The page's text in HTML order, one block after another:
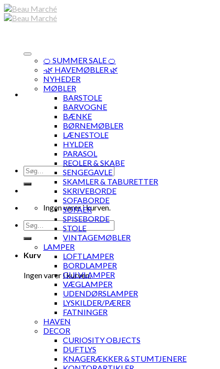
Skip
to
Søg
efter:
Ingen varer i kurven.
Søg
efter:
Kurv
Ingen varer i kurven.
🍊 SUMMER SALE 🍊
·🌿 HAVEMØBLER 🌿
NYHEDER
MØBLER
BARSTOLE
BARVOGNE
BÆNKE
BØRNEMØBLER
LÆNESTOLE
HYLDER
PARASOL
REOLER & SKABE
SENGEGAVLE
SKAMLER & TABURETTER
SKRIVEBORDE
SOFABORDE
SOFAER
SPISEBORDE
STOLE
VINTAGEMØBLER
LAMPER
LOFTLAMPER
BORDLAMPER
GULVLAMPER
VÆGLAMPER
UDENDØRSLAMPER
LYSKILDER/PÆRER
FATNINGER
HAVEN
DECOR
CURIOSITY OBJECTS
DUFTLYS
KNAGERÆKKER & STUMTJENERE